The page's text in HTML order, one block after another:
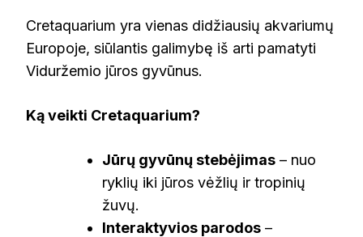
Cretaquarium yra vienas didžiausių akvariumų
Europoje, siūlantis galimybę iš arti pamatyti
Viduržemio jūros gyvūnus.
Ką veikti Cretaquarium?
Jūrų gyvūnų stebėjimas – nuo
ryklių iki jūros vėžlių ir tropinių
žuvų.
Interaktyvios parodos –